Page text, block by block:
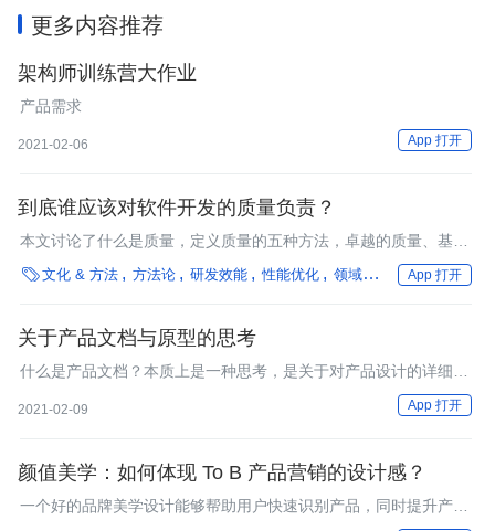
更多内容推荐
架构师训练营大作业
产品需求
2021-02-06 App 打开
到底谁应该对软件开发的质量负责？
本文讨论了什么是质量，定义质量的五种方法，卓越的质量、基于
价值的质量、基于用户的质量、基于产品的质量、基于制造的质
量，并讨论了整个团队都应该对质量负责。许多团队都在质量和时
么就很有可能长期进行大量的返工，会出现很多不可维护的代码，
文化 & 方法 方法论 研发效能 性能优化 领域驱动设计 App 打开
关于产品文档与原型的思考
什么是产品文档？本质上是一种思考，是关于对产品设计的详细描
述。按实际的需求和类型来划分，文档分为BRD、MRD、PRD，
这里所要讨论的是PRD 。从目的来看，产品文档的目的是为了解
益相关人)。
2021-02-09 App 打开
颜值美学：如何体现 To B 产品营销的设计感？
一个好的品牌美学设计能够帮助用户快速识别产品，同时提升产品